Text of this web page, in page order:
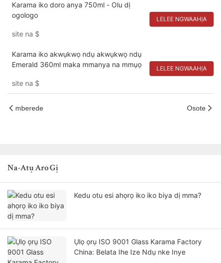
Karama iko doro anya 750ml - Olu dị
ogologo
site na $
LELEE NGWAAHỊA
Karama iko akwụkwọ ndụ akwụkwọ ndụ
Emerald 360ml maka mmanya na mmụọ
site na $
LELEE NGWAAHỊA
mberede Osote
Na-Atụ Aro Gị
Kedu otu esi ahọrọ iko iko biya dị mma?
Ụlọ ọrụ ISO 9001 Glass Karama Factory
China: Belata Ihe Ize Ndụ nke Inye